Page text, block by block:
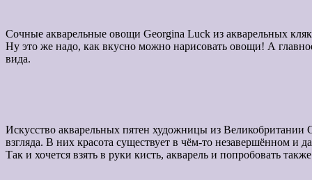
Сочные акварельные овощи Georgina Luck из акварельных
Ну это же надо, как вкусно можно нарисовать овощи! А
вида.
Искусство акварельных пятен художницы из
взгляда. В них красота существует в чём-то незавершённом
Так и хочется взять в руки кисть, акварель и попробовать